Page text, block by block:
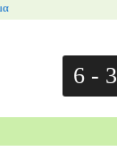
6 - 3